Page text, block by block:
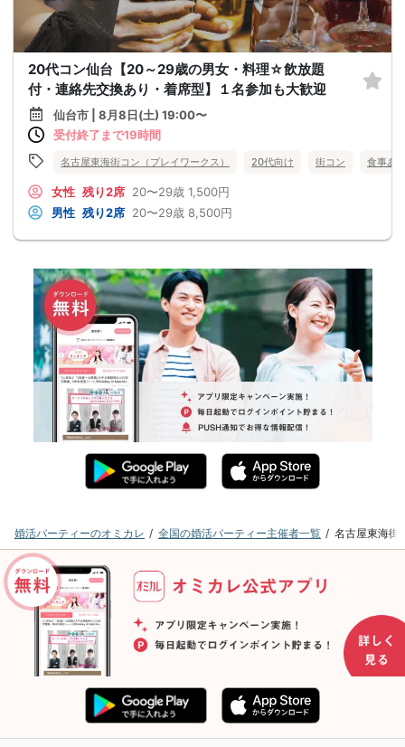
20代コン仙台【20～29歳の男女・料理☆飲放題
付・連絡先交換あり・着席型】１名参加も大歓迎
仙台市 | 8月8日(土) 19:00〜
受付終了まで19時間
名古屋東海街コン（プレイワークス） 20代向け 街コン 食事あ
女性 残り2席 20〜29歳 1,500円
男性 残り2席 20〜29歳 8,500円
婚活パーティーのオミカレ 全国の婚活パーティー主催者一覧 名古屋東海街